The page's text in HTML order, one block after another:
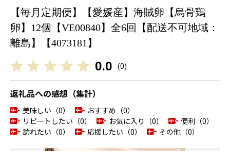
【毎月定期便】【愛媛産】海賊卵【烏骨鶏
卵】12個【VE00840】全6回【配送不可地域：
離島】【4073181】
0.0 (0)
返礼品への感想（集計）
美味しい（0）
おすすめ（0）
リピートしたい（0）
お気に入り（0）
便利（0）
訪れたい（0）
応援したい（0） その他（0）